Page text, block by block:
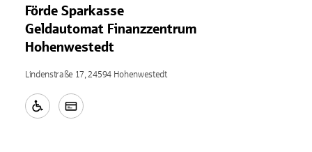
Förde Sparkasse
Geldautomat Finanzzentrum
Hohenwestedt
Lindenstraße 17, 24594 Hohenwestedt